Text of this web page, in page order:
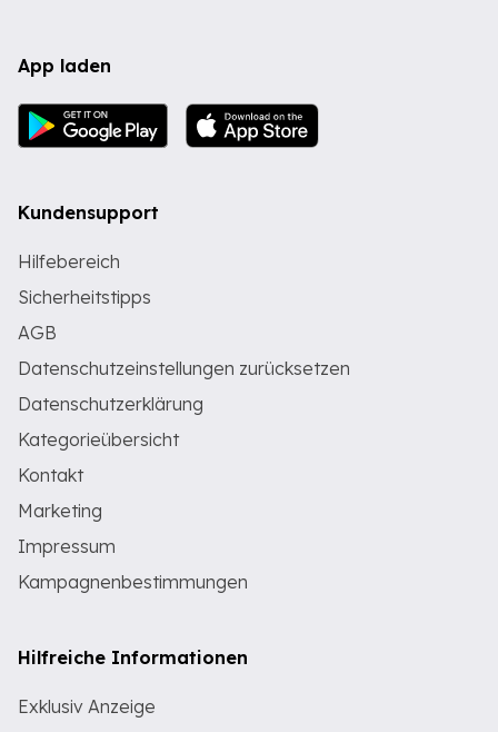
App laden
Kundensupport
Hilfebereich
Sicherheitstipps
AGB
Datenschutzeinstellungen zurücksetzen
Datenschutzerklärung
Kategorieübersicht
Kontakt
Marketing
Impressum
Kampagnenbestimmungen
Hilfreiche Informationen
Exklusiv Anzeige